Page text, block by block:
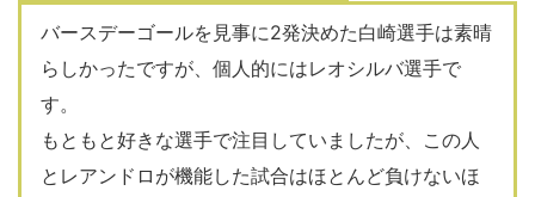
バースデーゴールを見事に2発決めた白崎選手は素晴
らしかったですが、個人的にはレオシルバ選手で
す。
もともと好きな選手で注目していましたが、この人
とレアンドロが機能した試合はほとんど負けないほ